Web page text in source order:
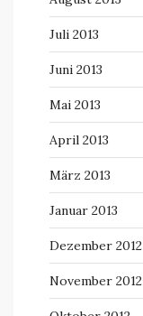
Juli 2013
Juni 2013
Mai 2013
April 2013
März 2013
Januar 2013
Dezember 2012
November 2012